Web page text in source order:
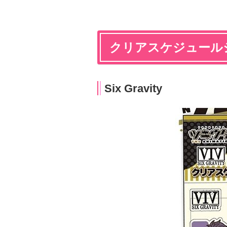
クリアスケジュール
Six Gravity